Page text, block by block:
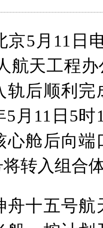
5月11日
航天工程
轨后顺利完
5月11日5
心舱后向
转入组合
十五号航